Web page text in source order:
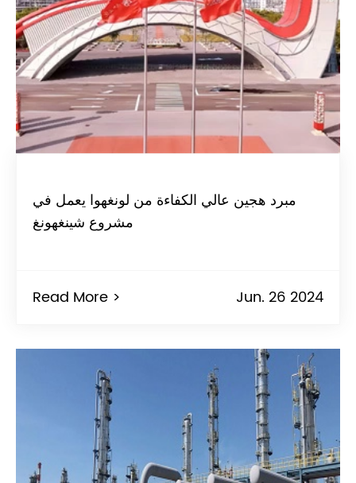
مبرد هجين عالي الكفاءة من لونغهوا يعمل في
مشروع شينغهونغ
Read More > Jun. 26 2024